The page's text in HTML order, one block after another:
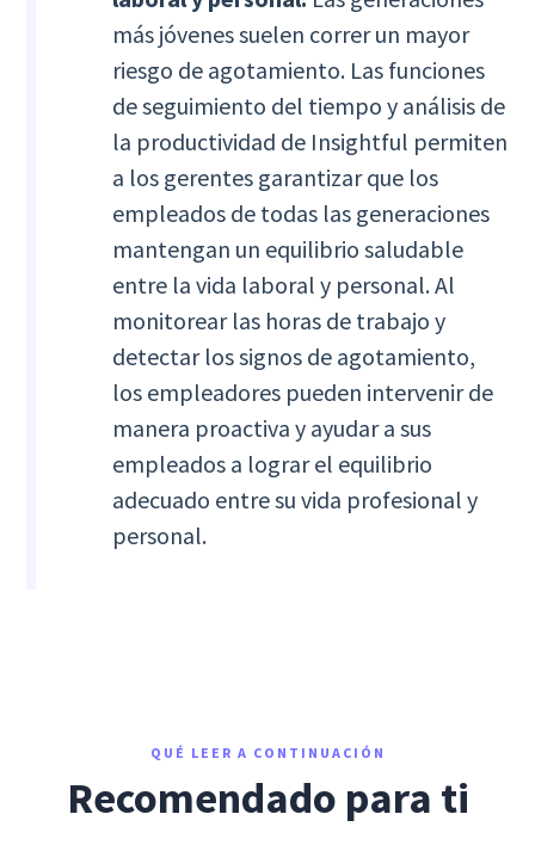
más jóvenes suelen correr un mayor
riesgo de agotamiento. Las funciones
de seguimiento del tiempo y análisis de
la productividad de Insightful permiten
a los gerentes garantizar que los
empleados de todas las generaciones
mantengan un equilibrio saludable
entre la vida laboral y personal. Al
monitorear las horas de trabajo y
detectar los signos de agotamiento,
los empleadores pueden intervenir de
manera proactiva y ayudar a sus
empleados a lograr el equilibrio
adecuado entre su vida profesional y
personal.
QUÉ LEER A CONTINUACIÓN
Recomendado para ti